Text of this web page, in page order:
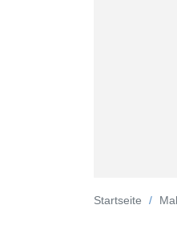
Startseite